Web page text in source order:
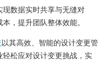
数据实时共享与无缝对
，提升团队整体效能。
以其高效、智能的设计变更管
松应对设计变更挑战，实